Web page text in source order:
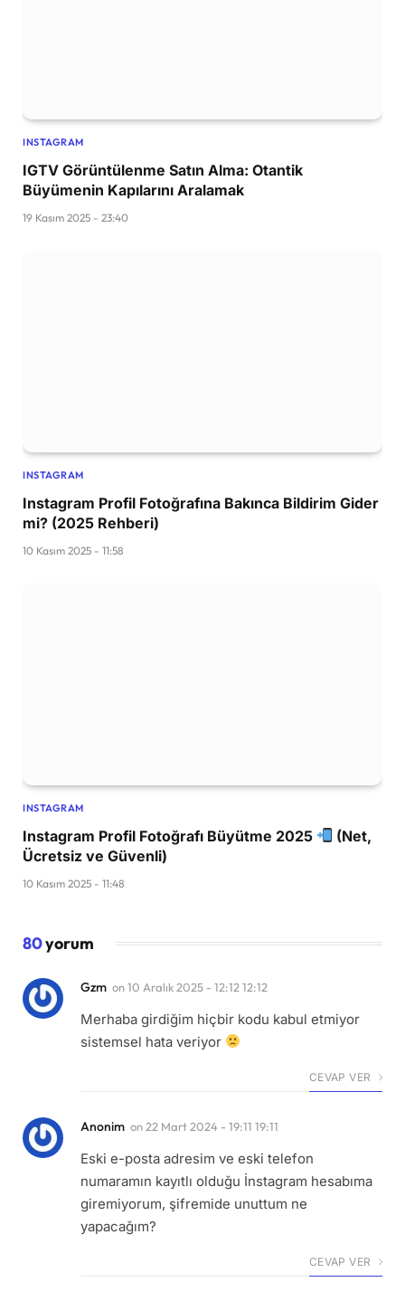
INSTAGRAM
IGTV Görüntülenme Satın Alma: Otantik
Büyümenin Kapılarını Aralamak
19 Kasım 2025 - 23:40
INSTAGRAM
Instagram Profil Fotoğrafına Bakınca Bildirim Gider
mi? (2025 Rehberi)
10 Kasım 2025 - 11:58
INSTAGRAM
Instagram Profil Fotoğrafı Büyütme 2025
(Net,
Ücretsiz ve Güvenli)
10 Kasım 2025 - 11:48
80yorum
Gzm on10 Aralık 2025 - 12:12 12:12
Merhaba girdiğim hiçbir kodu kabul etmiyor
sistemsel hata veriyor
CEVAP VER
Anonim on22 Mart 2024 - 19:11 19:11
Eski e-posta adresim ve eski telefon
numaramın kayıtlı olduğu İnstagram hesabıma
giremiyorum, şifremide unuttum ne
yapacağım?
CEVAP VER